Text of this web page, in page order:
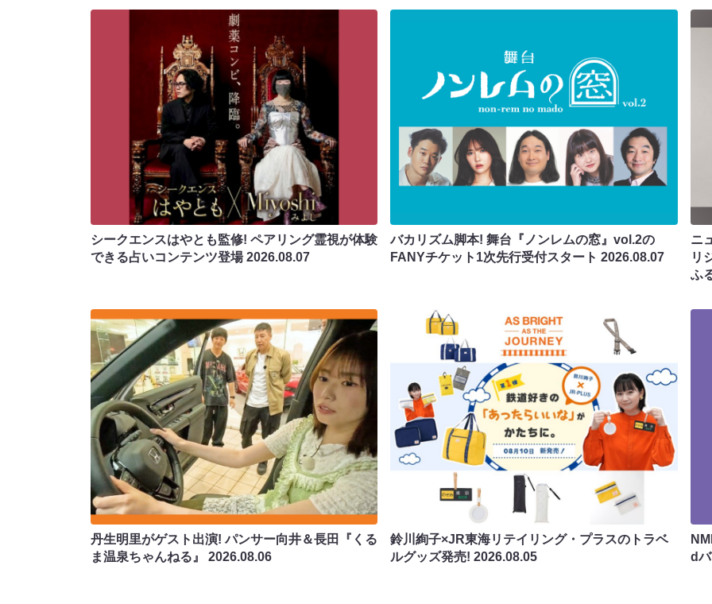
シークエンスはやとも監修! ペアリング霊視が体験
できる占いコンテンツ登場2026.08.07
バカリズム脚本! 舞台『ノンレムの窓』vol.2の
FANYチケット1次先行受付スタート2026.08.07
ニ
リ
ふ
丹生明里がゲスト出演! パンサー向井＆長田『くる
ま温泉ちゃんねる』 2026.08.06
鈴川絢子×JR東海リテイリング・プラスのトラベ
ルグッズ発売!2026.08.05
d